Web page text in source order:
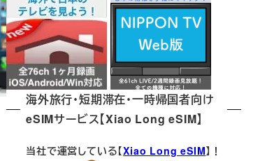
海外旅行・短期滞在・一時帰国者向け
eSIMサービス【Xiao Long eSIM】
当社で運営している【Xiao Long eSIM】！